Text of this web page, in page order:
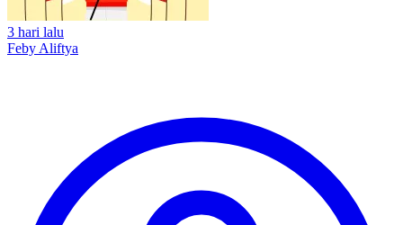
3 hari lalu
Feby Aliftya